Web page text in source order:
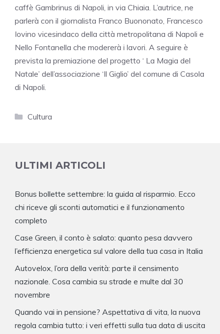
caffè Gambrinus di Napoli, in via Chiaia. L’autrice, ne
parlerà con il giornalista Franco Buononato, Francesco
Iovino vicesindaco della città metropolitana di Napoli e
Nello Fontanella che modererà i lavori. A seguire è
prevista la premiazione del progetto ‘ La Magia del
Natale’ dell’associazione ‘Il Giglio’ del comune di Casola
di Napoli.
Categorie
Cultura
ULTIMI ARTICOLI
Bonus bollette settembre: la guida al risparmio. Ecco
chi riceve gli sconti automatici e il funzionamento
completo
Case Green, il conto è salato: quanto pesa davvero
l’efficienza energetica sul valore della tua casa in Italia
Autovelox, l’ora della verità: parte il censimento
nazionale. Cosa cambia su strade e multe dal 30
novembre
Quando vai in pensione? Aspettativa di vita, la nuova
regola cambia tutto: i veri effetti sulla tua data di uscita